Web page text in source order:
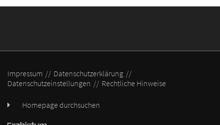
Impressum
Datenschutzerklärung
Datenschutzeinstellungen
Rechtliche Hinweise
Homepage durchsuchen